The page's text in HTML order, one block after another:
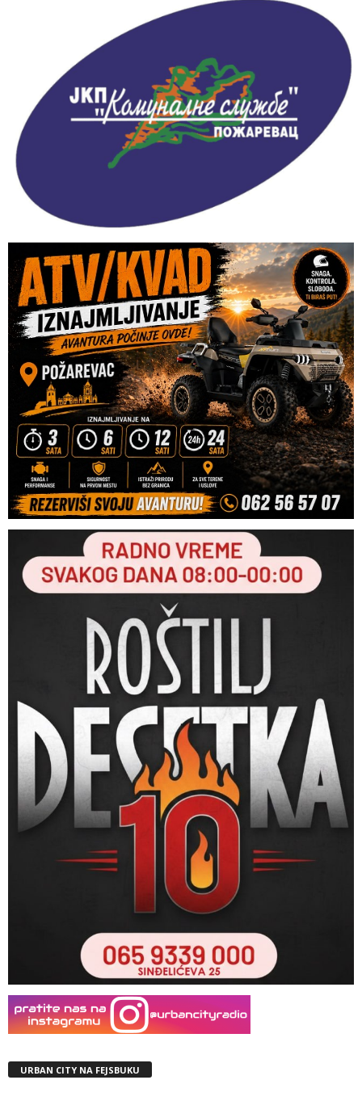
URBAN CITY NA FEJSBUKU